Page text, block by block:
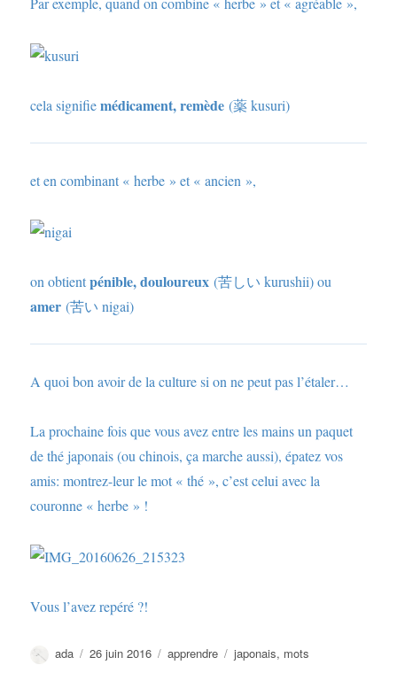
cela signifiemédicament, remède(薬 kusuri)
et en combinant « herbe » et « ancien »,
on obtientpénible, douloureux(苦しい kurushii) ou
amer(苦い nigai)
A quoi bon avoir de la culture si on ne peut pas l’étaler…
La prochaine fois que vous avez entre les mains un paquet
de thé japonais (ou chinois, ça marche aussi), épatez vos
amis: montrez-leur le mot « thé », c’est celui avec la
couronne « herbe » !
Vous l’avez repéré ?!
Auteur
ada
Publié
26 juin 2016 Catégories
apprendre Étiquettes
japonais, mots